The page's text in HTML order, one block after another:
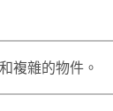
複雜的物件。